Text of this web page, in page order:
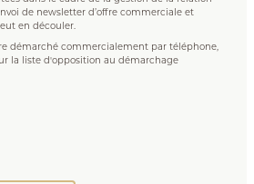
de newsletter d’offre commerciale et
en découler.
démarché commercialement par téléphone,
la liste d'opposition au démarchage